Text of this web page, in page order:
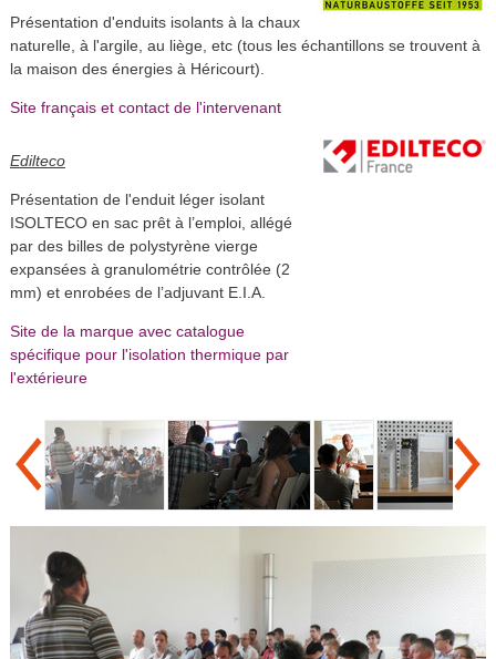
Présentation d'enduits isolants à la chaux
naturelle, à l'argile, au liège, etc (tous les échantillons se trouvent à
la maison des énergies à Héricourt).
Site français et contact de l'intervenant
Edilteco
Présentation de l'enduit léger isolant
ISOLTECO en sac prêt à l’emploi, allégé
par des billes de polystyrène vierge
expansées à granulométrie contrôlée (2
mm) et enrobées de l’adjuvant E.I.A.
Site de la marque avec catalogue
spécifique pour l'isolation thermique par
l'extérieure